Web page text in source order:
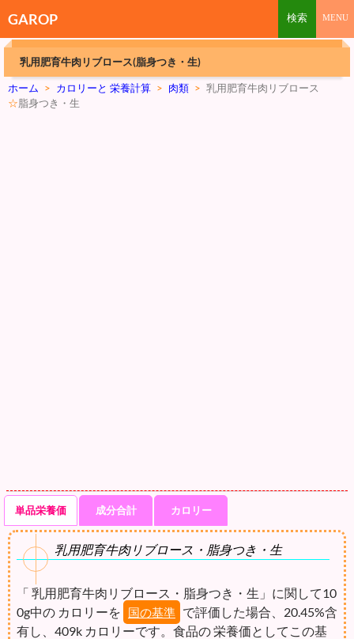
GAROP
乳用肥育牛肉リブロース(脂身つき・生)
ホーム > カロリーと 栄養計算 > 肉類 > 乳用肥育牛肉リブロース
☆脂身つき・生
単品栄養価 成分合計 カロリー
乳用肥育牛肉リブロース・脂身つき・生
「 乳用肥育牛肉リブロース・脂身つき・生」に関して10
0g中の カロリーを
国の基準 で評価した場合、20.45%含
有し、409k カロリーです。食品の 栄養価としてこの基